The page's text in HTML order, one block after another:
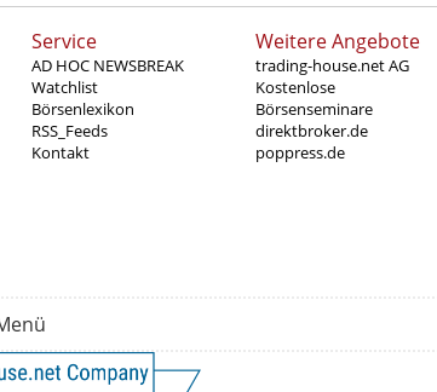
Service
AD HOC NEWSBREAK
Watchlist
Börsenlexikon
RSS_Feeds
Kontakt
Weitere Angebote
trading-house.net AG
Kostenlose
Börsenseminare
direktbroker.de
poppress.de